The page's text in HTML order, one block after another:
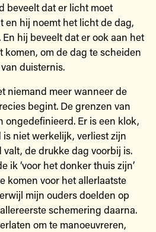
beveelt dat er licht moet
en hij noemt het licht de dag,
hij beveelt dat er ook aan het
komen, om de dag te scheiden
duisternis.
niemand meer wanneer de
begint. De grenzen van
ongedefinieerd. Er is een klok,
niet werkelijk, verliest zijn
valt, de drukke dag voorbij is.
ik ‘voor het donker thuis zijn’
komen voor het allerlaatste
mijn ouders doelden op
schemering daarna.
om te manoeuvreren,